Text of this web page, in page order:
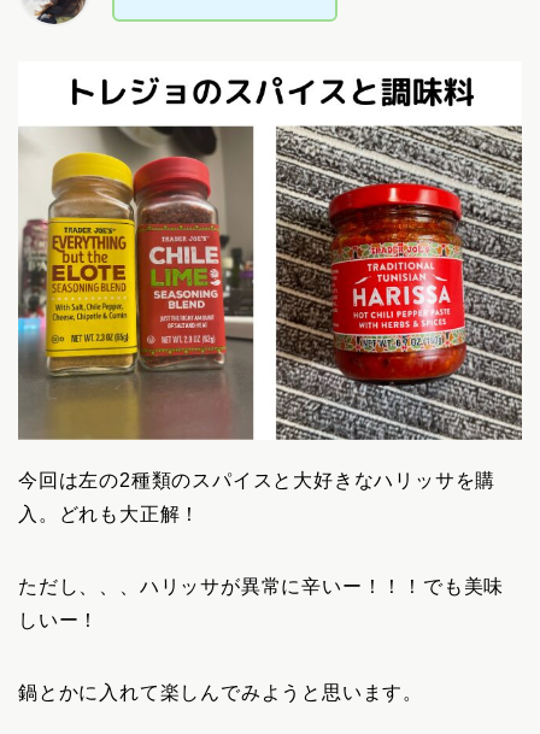
今回は左の2種類のスパイスと大好きなハリッサを購
入。どれも大正解！
ただし、、、ハリッサが異常に辛いー！！！でも美味
しいー！
鍋とかに入れて楽しんでみようと思います。